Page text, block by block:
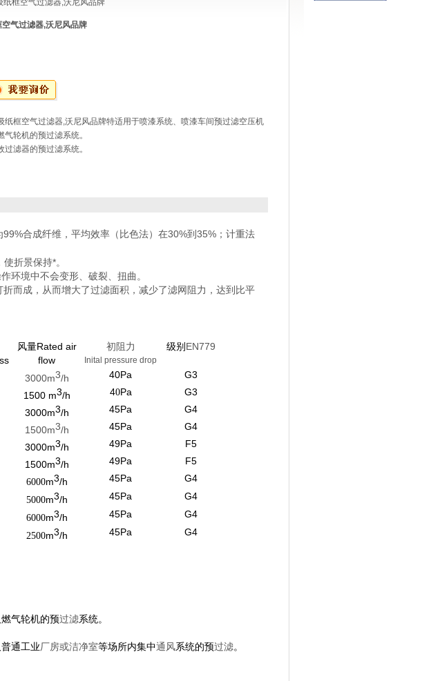
纸框空气过滤器,沃尼风品牌
气过滤器,沃尼风品牌
纸框空气过滤器,沃尼风品牌​特适用于喷漆系统、喷漆车间预过滤空压机
气轮机的预过滤系统。
过滤器的预过滤系统。
合成纤维，平均效率（比色法）在30%到35%；计重法
折景保持*。
环境中不会变形、破裂、扭曲。
而成，从而增大了过滤面积，减少了滤网阻力，达到比平
风量Rated air
flow
初阻力
Inital pressure drop
级别 EN779
3000m3/h 40Pa
G3
1500 m3/h 40Pa
G3
3000m3/h 45Pa
G4
1500m3/h 45Pa
G4
3000m3/h 49Pa
F5
1500m3/h 49Pa F5
6000m3/h 45Pa G4
5000m3/h 45Pa G4
6000m3/h 45Pa G4
2500m3/h 45Pa G4
气轮机的预过滤系统。
通工业厂房或洁净室等场所内集中通风系统的预过滤。